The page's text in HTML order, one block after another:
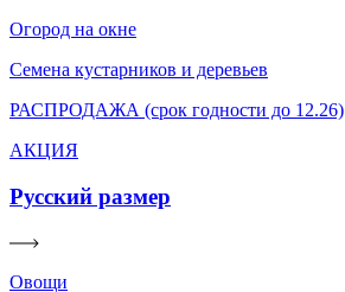
Огород на окне
Семена кустарников и деревьев
РАСПРОДАЖА (срок годности до 12.26)
АКЦИЯ
Русский размер
Овощи